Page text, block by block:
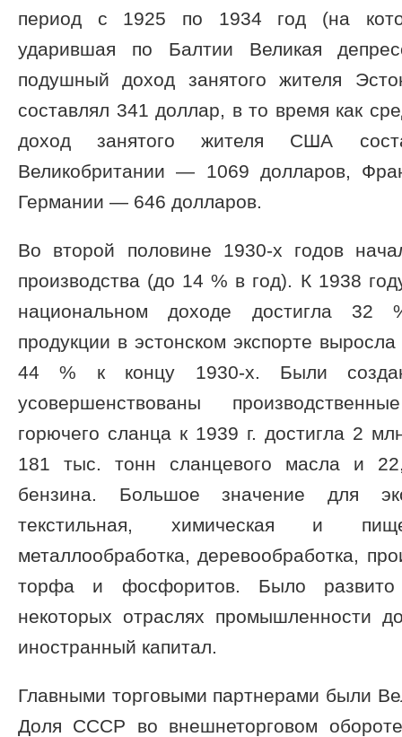
период с 1925 по 1934 год (на
ударившая по Балтии Великая
подушный доход занятого жителя
составлял 341 доллар, в то время как
доход занятого жителя США
Великобритании — 1069 долларов,
Германии — 646 долларов.
Во второй половине 1930-х годов
производства (до 14 % в год). К 1938
национальном доходе достигла 32
продукции в эстонском экспорте
44 % к концу 1930-х. Были
усовершенствованы
горючего сланца к 1939 г. достигла 2
181 тыс. тонн сланцевого масла и
бензина. Большое значение для
текстильная, химическая и
металлообработка, деревообработка,
торфа и фосфоритов. Было развито
некоторых отраслях промышленности
иностранный капитал.
Главными торговыми партнерами были
Доля СССР во внешнеторговом